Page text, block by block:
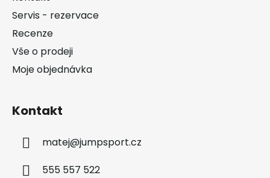
Servis - rezervace
Recenze
Vše o prodeji
Moje objednávka
Kontakt
matej@jumpsport.cz
555 557 522